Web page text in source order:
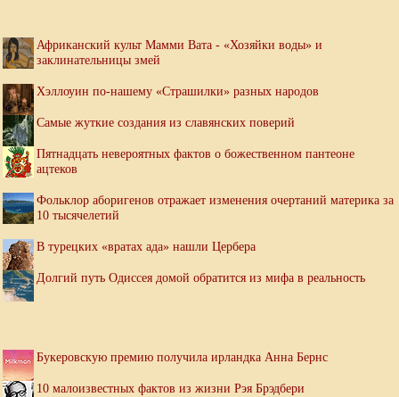
Африканский культ Мамми Вата - «Хозяйки воды» и
заклинательницы змей
Хэллоуин по-нашему «Страшилки» разных народов
Самые жуткие создания из славянских поверий
Пятнадцать невероятных фактов о божественном пантеоне
ацтеков
Фольклор аборигенов отражает изменения очертаний материка за
10 тысячелетий
В турецких «вратах ада» нашли Цербера
Долгий путь Одиссея домой обратится из мифа в реальность
Букеровскую премию получила ирландка Анна Бернс
10 малоизвестных фактов из жизни Рэя Брэдбери